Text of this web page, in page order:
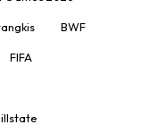
BWF
FIFA